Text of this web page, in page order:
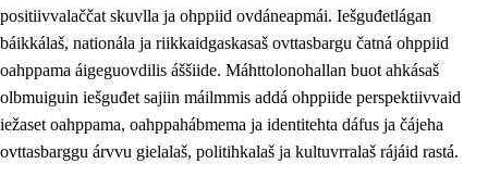
positiivvalaččat skuvlla ja ohppiid ovdáneapmái. Iešguđetlágan
báikkálaš, nationála ja riikkaidgaskasaš ovttasbargu čatná ohppiid
oahppama áigeguovdilis áššiide. Máhttolonohallan buot ahkásaš
olbmuiguin iešguđet sajiin máilmmis addá ohppiide perspektiivvaid
iežaset oahppama, oahppahábmema ja identitehta dáfus ja čájeha
ovttasbarggu árvvu gielalaš, politihkalaš ja kultuvrralaš rájáid rastá.